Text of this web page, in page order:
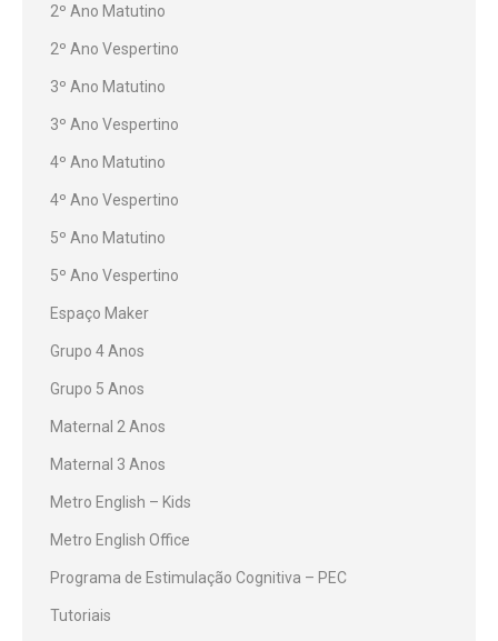
2º Ano Matutino
2º Ano Vespertino
3º Ano Matutino
3º Ano Vespertino
4º Ano Matutino
4º Ano Vespertino
5º Ano Matutino
5º Ano Vespertino
Espaço Maker
Grupo 4 Anos
Grupo 5 Anos
Maternal 2 Anos
Maternal 3 Anos
Metro English – Kids
Metro English Office
Programa de Estimulação Cognitiva – PEC
Tutoriais